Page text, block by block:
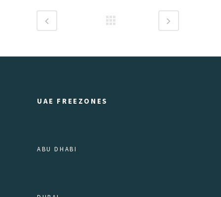
UAE FREEZONES
ABU DHABI